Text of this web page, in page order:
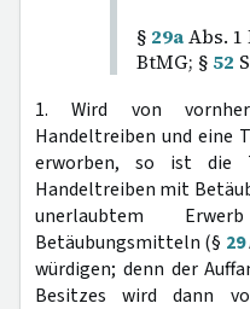
§ 29aAbs. 1
BtMG; § 52
1. Wird von
Handeltreiben und eine
erworben, so ist die
Handeltreiben mit
unerlaubtem
Betäubungsmitteln (§ 29
würdigen; denn der
Besitzes wird dann